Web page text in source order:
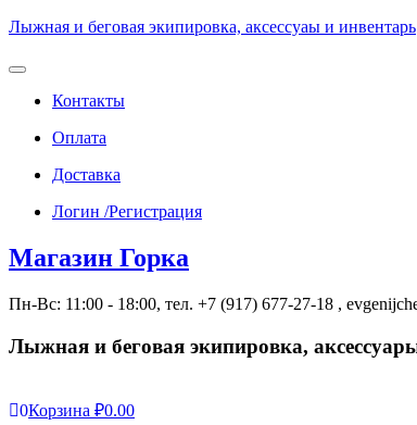
Лыжная и беговая экипировка, аксессуаы и инвентарь
Toggle
navigationКонтакты
Оплата
Доставка
Логин /Регистрация
Магазин Горка
Пн-Вс: 11:00 - 18:00, тел. +7 (917) 677-27-18 ,
Лыжная и беговая экипировка,
0Корзина ₽0.00